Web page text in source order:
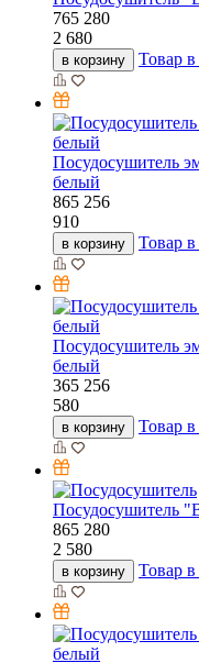
765 280
2 680
в корзину Товар в
Посудосушитель
белый
865 256
910
в корзину Товар в
Посудосушитель
белый
365 256
580
в корзину Товар в
Посудосушитель
865 280
2 580
в корзину Товар в